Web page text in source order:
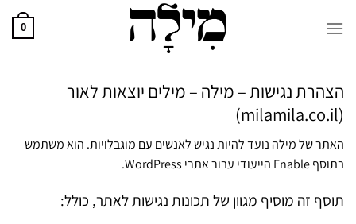
0
הצהרת נגישות – מילה – מילים יוצאות לאור
(milamila.co.il)
האתר של מילה נועד להיות נגיש לאנשים עם מוגבלויות. הוא משתמש
בתוסף Enable הייעודי עבור אתרי WordPress.
תוסף זה מוסיף מגוון של תכונות נגישות לאתר, כולל: